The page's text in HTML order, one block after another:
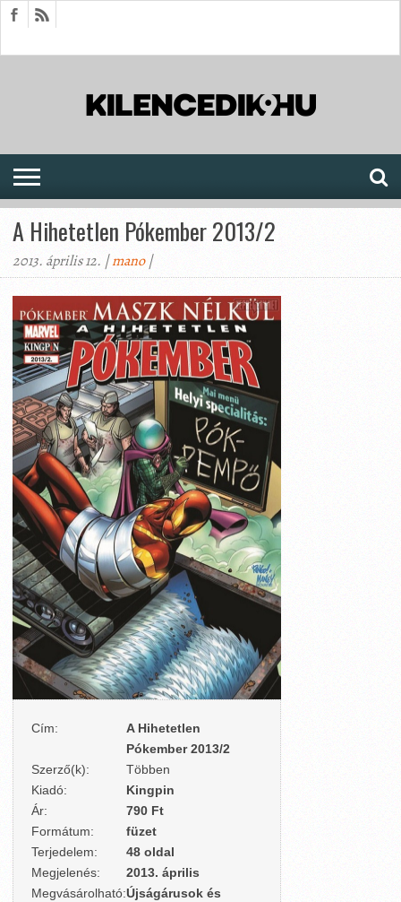
A Hihetetlen Pókember 2013/2
2013. április 12. |mano|
Cím:
A Hihetetlen
Pókember 2013/2
Szerző(k):
Többen
Kiadó:
Kingpin
Ár:
790 Ft
Formátum:
füzet
Terjedelem:
48 oldal
Megjelenés:
2013. április
Megvásárolható:Újságárusok és